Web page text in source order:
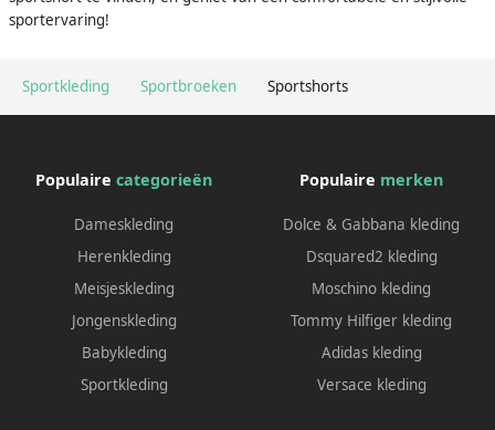
Sportkleding Sportbroeken Sportshorts
sportervaring!
Populaire categorieën
Dameskleding
Herenkleding
Meisjeskleding
Jongenskleding
Babykleding
Sportkleding
Populaire merken
Dolce & Gabbana kleding
Dsquared2 kleding
Moschino kleding
Tommy Hilfiger kleding
Adidas kleding
Versace kleding